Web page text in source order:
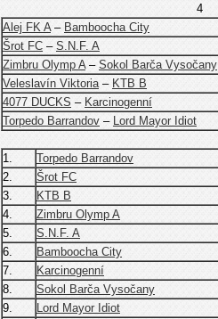
4
Alej FK A– Bamboocha City
Šrot FC – S.N.F. A
Zimbru Olymp A– Sokol Barča Vysočany
Veleslavín Viktoria– KTB B
4077 DUCKS – Karcinogenní
Torpedo Barrandov – Lord Mayor Idiot
1. Torpedo Barrandov
2.
Šrot FC
3.
KTB B
4.
Zimbru Olymp A
5.
S.N.F. A
6.
Bamboocha City
7.
Karcinogenní
8.
Sokol Barča Vysočany
9.
Lord Mayor Idiot